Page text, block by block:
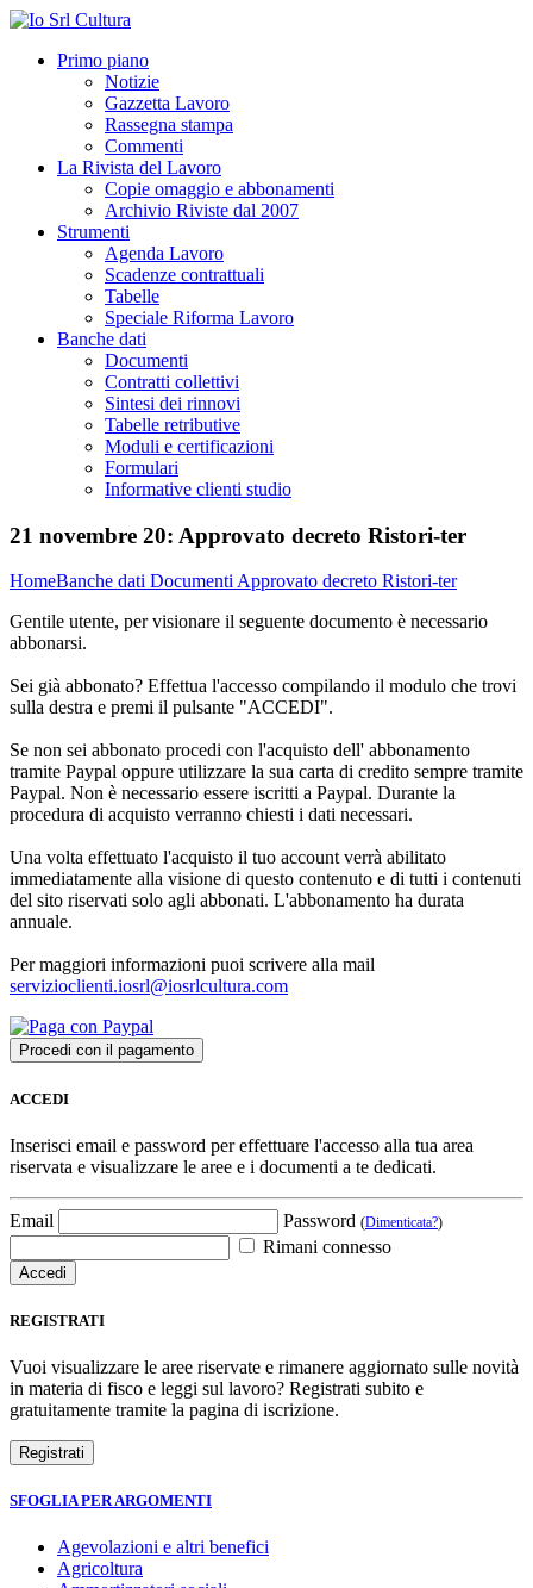
Primo piano
Notizie
Gazzetta Lavoro
Rassegna stampa
Commenti
La Rivista del Lavoro
Copie omaggio e abbonamenti
Archivio Riviste dal 2007
Strumenti
Agenda Lavoro
Scadenze contrattuali
Tabelle
Speciale Riforma Lavoro
Banche dati
Documenti
Contratti collettivi
Sintesi dei rinnovi
Tabelle retributive
Moduli e certificazioni
Formulari
Informative clienti studio
21 novembre 20: Approvato decreto Ristori-ter
HomeBanche dati DocumentiApprovato decreto Ristori-ter
Gentile utente, per visionare il seguente documento è necessario
abbonarsi.
Sei già abbonato? Effettua l'accesso compilando il modulo che trovi
sulla destra e premi il pulsante "ACCEDI".
Se non sei abbonato procedi con l'acquisto dell' abbonamento
tramite Paypal oppure utilizzare la sua carta di credito sempre tramite
Paypal. Non è necessario essere iscritti a Paypal. Durante la
procedura di acquisto verranno chiesti i dati necessari.
Una volta effettuato l'acquisto il tuo account verrà abilitato
immediatamente alla visione di questo contenuto e di tutti i contenuti
del sito riservati solo agli abbonati. L'abbonamento ha durata
annuale.
Per maggiori informazioni puoi scrivere alla mail
servizioclienti.iosrl@iosrlcultura.com
ACCEDI
Inserisci email e password per effettuare l'accesso alla tua area
riservata e visualizzare le aree e i documenti a te dedicati.
Email Password (Dimenticata?)
Rimani connesso
REGISTRATI
Vuoi visualizzare le aree riservate e rimanere aggiornato sulle novità
in materia di fisco e leggi sul lavoro? Registrati subito e
gratuitamente tramite la pagina di iscrizione.
SFOGLIA PER ARGOMENTI
Agevolazioni e altri benefici
Agricoltura